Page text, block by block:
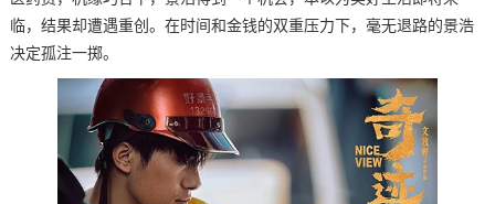
临，结果却遭遇重创。在时间和金钱的双重压力下，毫无退路的景浩
决定孤注一掷。